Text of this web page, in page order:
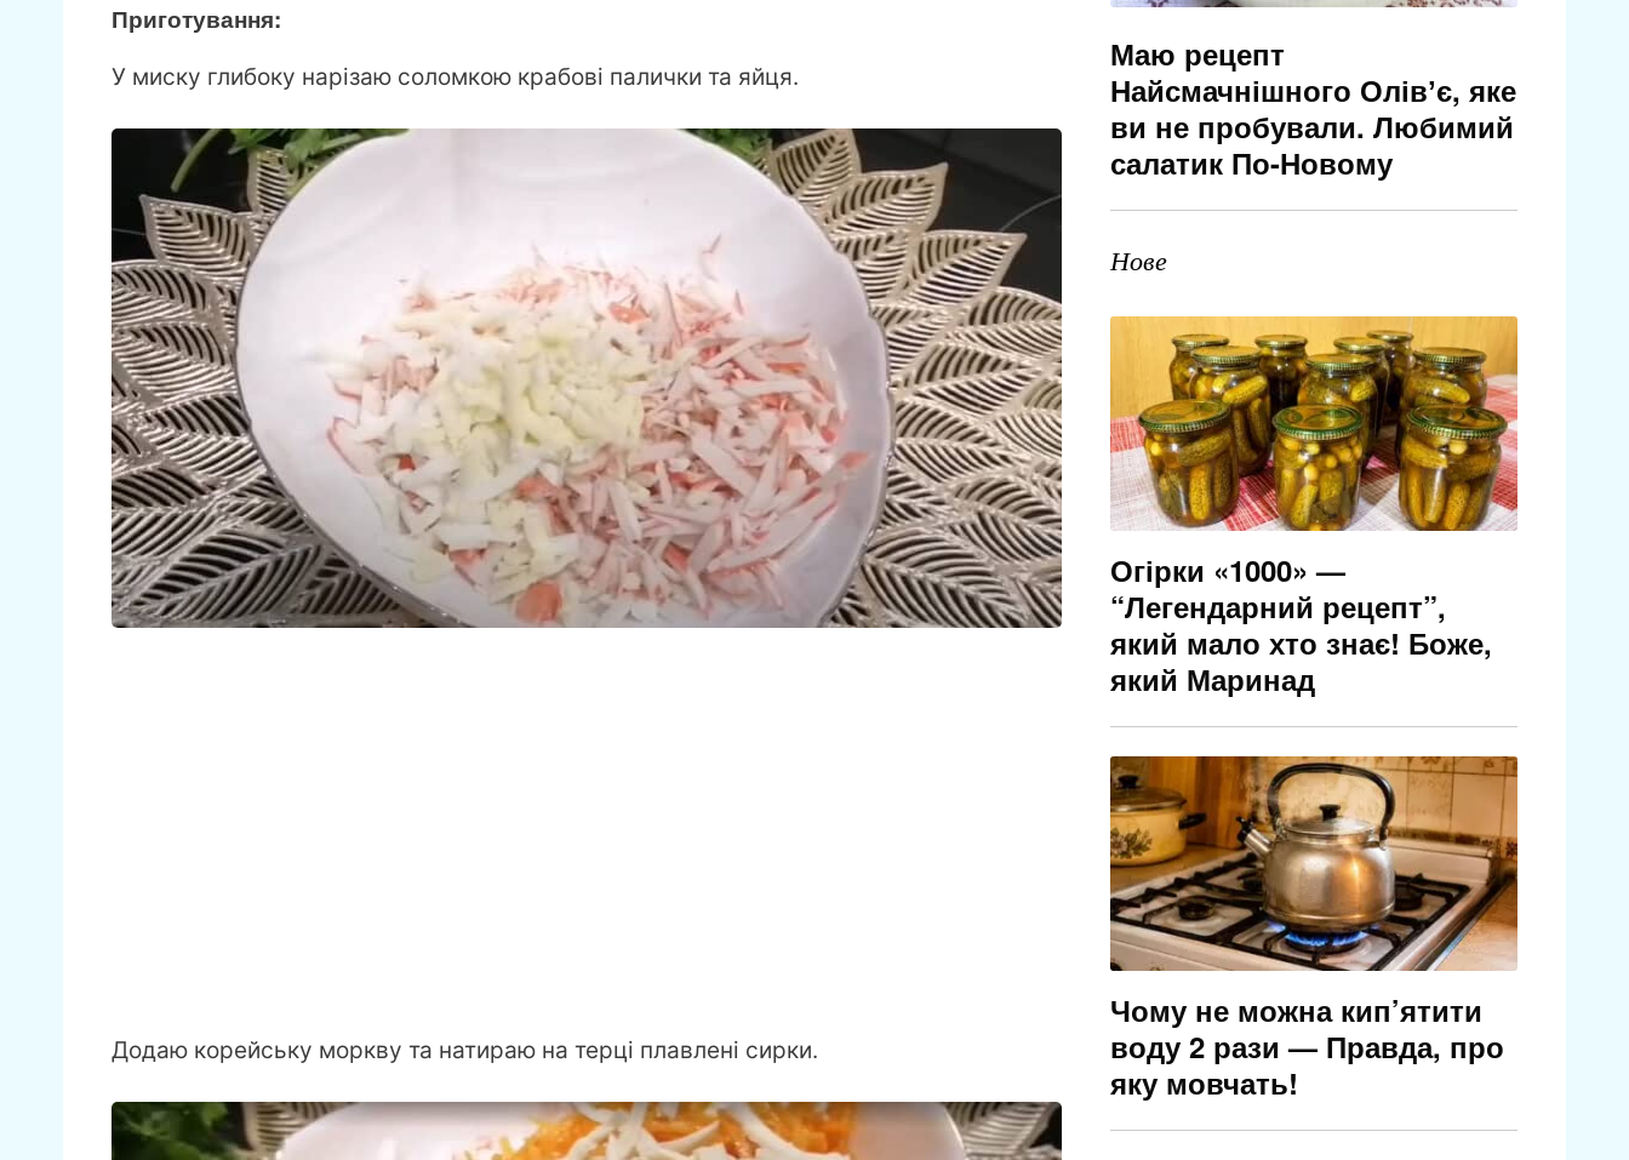
Приготування:
У миску глибоку нарізаю соломкою крабові палички та яйця.
Додаю корейську моркву та натираю на терці плавлені сирки.
Маю рецепт
Найсмачнішного Олівʼє, яке
ви не пробували. Любимий
салатик По-Новому
Нове
Огірки «1000» —
“Легендарний рецепт”,
який мало хто знає! Боже,
який Маринад
Чому не можна кип’ятити
воду 2 рази — Правда, про
яку мовчать!